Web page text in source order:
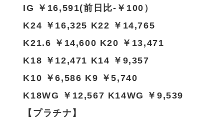
IG ￥16,591(前日比-￥100）
K24 ￥16,325 K22 ￥14,765
K21.6 ￥14,600 K20 ￥13,471
K18 ￥12,471 K14 ￥9,357
K10 ￥6,586 K9 ￥5,740
K18WG ￥12,567 K14WG ￥9,539
【プラチナ】